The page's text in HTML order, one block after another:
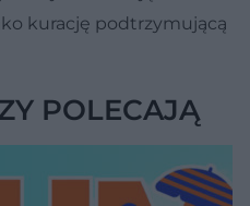
kurację podtrzymującą
POLECAJĄ